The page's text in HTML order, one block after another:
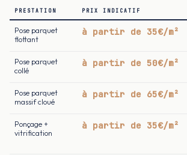
PRESTATION PRIX INDICATIF
Pose parquet
flottant
à partir de 35€/m²
Pose parquet
collé
à partir de 50€/m²
Pose parquet
massif cloué
à partir de 65€/m²
Ponçage +
vitrification
à partir de 35€/m²